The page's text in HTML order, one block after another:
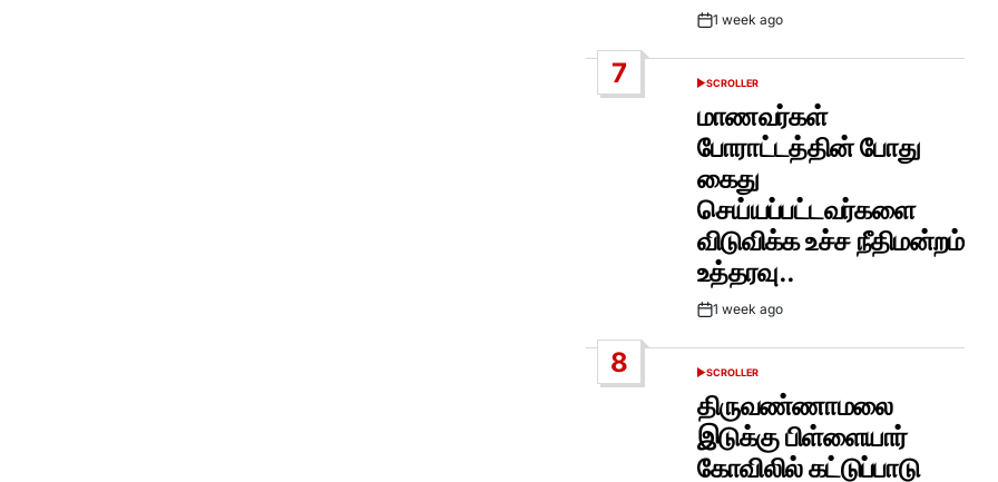
Post1 week ago
7
POSTED
SCROLLER
மாணவர்கள்
போராட்டத்தின் போது
கைது
செய்யப்பட்டவர்களை
விடுவிக்க உச்ச நீதிமன்றம்
உத்தரவு..
Post1 week ago
8
POSTED
SCROLLER
திருவண்ணாமலை
இடுக்கு பிள்ளையார்
கோவிலில் கட்டுப்பாடு